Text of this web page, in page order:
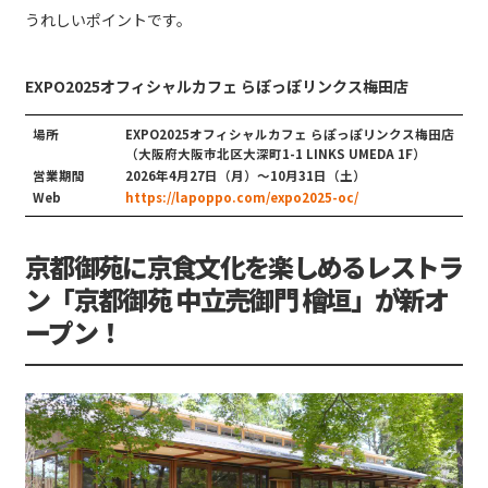
うれしいポイントです。
EXPO2025オフィシャルカフェ らぽっぽリンクス梅田店
場所
EXPO2025オフィシャルカフェ らぽっぽリンクス梅田店
（大阪府大阪市北区大深町1-1 LINKS UMEDA 1F）
営業期間
2026年4月27日（月）～10月31日（土）
Web
https://lapoppo.com/expo2025-oc/
京都御苑に京食文化を楽しめるレストラ
ン「京都御苑 中立売御門 檜垣」が新オ
ープン！